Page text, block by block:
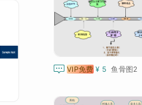
 VIP免费 ¥ 5 鱼骨图2